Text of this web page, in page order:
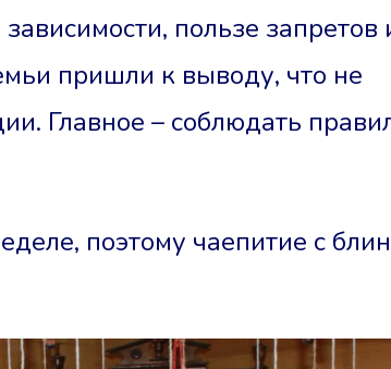
пользе запретов
пришли к выводу, что не
Главное – соблюдать
поэтому чаепитие с